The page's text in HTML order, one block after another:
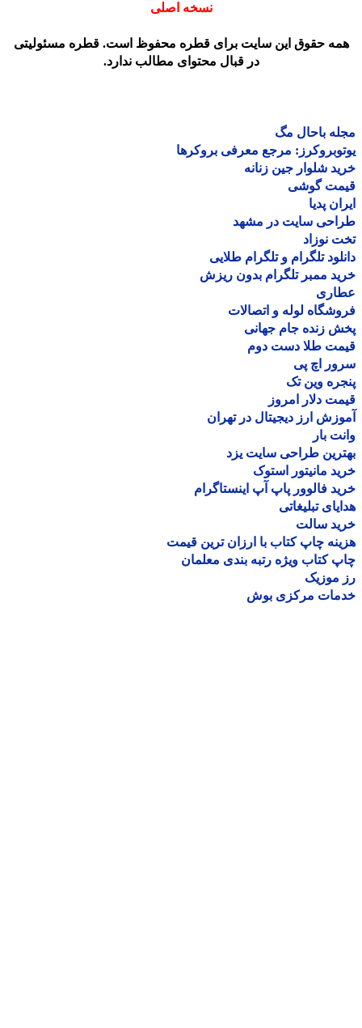
نسخه اصلی
حقوق این سایت برای قطره محفوظ است. قطره مسئولیتی
در قبال محتوای مطالب ندارد.
باحال مگ
مرجع معرفی بروکرها
شلوار جین زنانه
گوشی
پدیا
سایت در مشهد
نوزاد
تلگرام و تلگرام طلایی
ممبر تلگرام بدون ریزش
لوله و اتصالات
زنده جام جهانی
طلا دست دوم
اچ پی
وین تک
دلار امروز
ارز دیجیتال در تهران
بار
طراحی سایت یزد
مانیتور استوک
فالوور پاپ آپ اینستاگرام
تبلیغاتی
سالت
چاپ کتاب با ارزان ترین قیمت
کتاب ویژه رتبه بندی معلمان
موزیک
مرکزی بوش